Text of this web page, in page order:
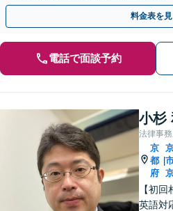
方の利益を最大化するために尽力いたし
料金表を
電話で面談予約
小杉
法律事
京
都
府
|
【初
英語対